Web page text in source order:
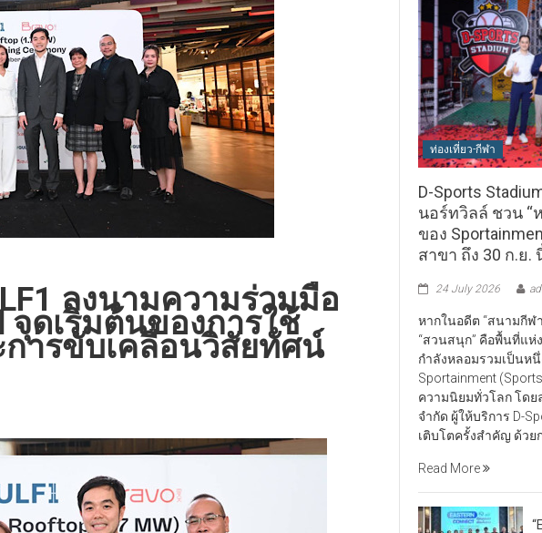
ลงนามความร่วมมือ
ดเริ่มต้นของการใช้
ารขับเคลื่อนวิสัยทัศน์
ท่องเที่ยว-กีฬา
D-Sports
นอร์ทวิลล์ ชวน “
ของ
สาขา ถึง 30 ก.ย.
24 July 2026
หากในอดีต “สนามกีฬ
“สวนสนุก” คือพื้นที่แห่
กำลังหลอมรวมเป็นห
Sportainment
ความนิยมทั่วโลก โดย
จำกัด ผู้ให้บริการ D-
เติบโตครั้งสำคัญ ด้วย
Read More